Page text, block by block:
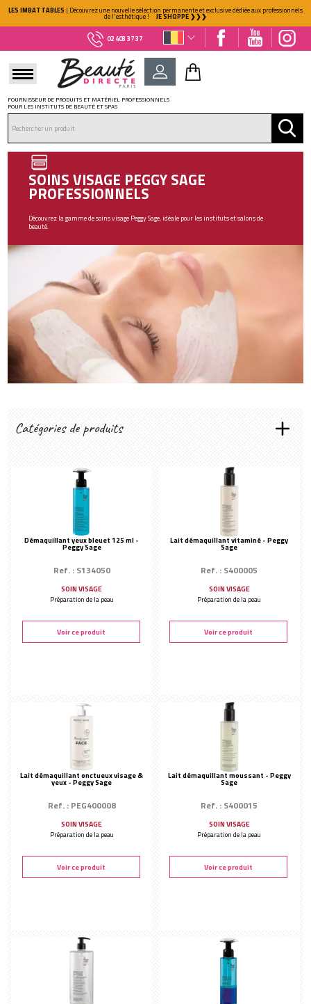
LES IMBATTABLES | Découvrez une nouvelle sélection permanente et exclusive dédiée aux professionnels
de l'esthétique ! JE SHOPPE ❯❯❯
02 403 37 37
NOUVEAU CLIENT ?
Créez votre compte
Créer mon compte
FOURNISSEUR DE PRODUITS ET MATÉRIEL PROFESSIONNELS
POUR LES INSTITUTS DE BEAUTÉ ET SPAS
SOINS VISAGE PEGGY SAGE
PROFESSIONNELS
Découvrez la gamme de soins visage Peggy Sage, idéale pour les instituts et salons de
beauté.
Catégories de produits
Les essentiels
PRÉPARATION DE LA PEAU
Démaquillant & Lotion
TYPES DE SOINS
Ampoule de soin
Gommage
Masque crème
Masque bio-cellulose
Masque collagène - tissu
Masque poudre
Rouleaux de jade
Huiles végétales et eaux florales
FINALISATION DU SOIN
Sérums
Contours des yeux
Soin des lèvres
SOIN CIBLÉ
Anti-âge
Beauté Coréenne
CONSOMMABLES
Éponges de soin
Démaquillant yeux bleuet 125 ml -
Peggy Sage
Ref. : S134050
SOIN VISAGE
Préparation de la peau
Voir ce produit
Lait démaquillant vitaminé - Peggy
Sage
Ref. : S400005
SOIN VISAGE
Préparation de la peau
Voir ce produit
Lait démaquillant onctueux visage &
yeux - Peggy Sage
Ref. : PEG400008
SOIN VISAGE
Préparation de la peau
Voir ce produit
Lait démaquillant moussant - Peggy
Sage
Ref. : S400015
SOIN VISAGE
Préparation de la peau
Voir ce produit